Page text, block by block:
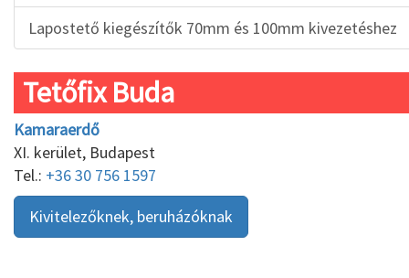
Lapostető kiegészítők 70mm és 100mm kivezetéshez
Tetőfix Buda
Kamaraerdő
XI. kerület, Budapest
Tel.: +36 30 756 1597
Kivitelezőknek, beruházóknak